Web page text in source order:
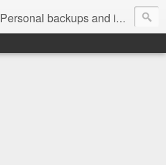
Personal backups and interests